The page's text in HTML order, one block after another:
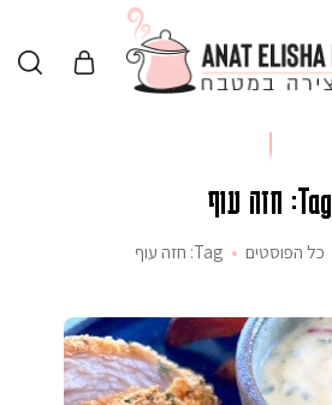
Tag: חזה עוף
כל הפוסטים Tag: חזה עוף